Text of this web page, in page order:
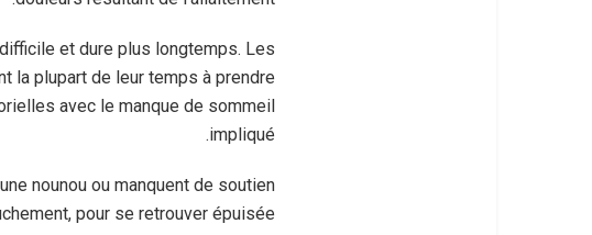
et dure plus longtemps. Les
la plupart de leur temps à prendre
avec le manque de sommeil
impliqué.
nounou ou manquent de soutien
pour se retrouver épuisée.